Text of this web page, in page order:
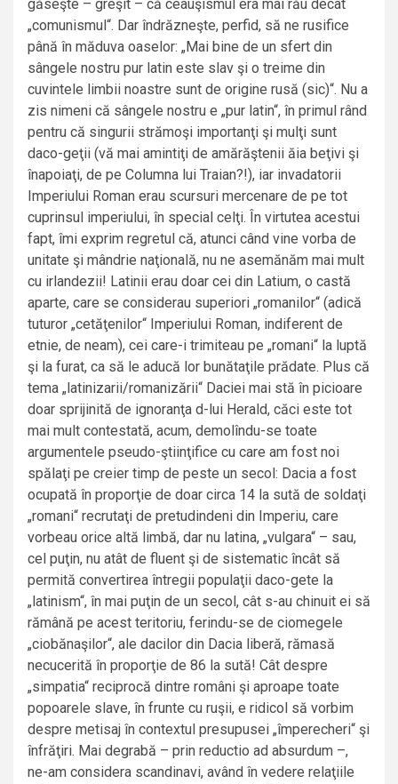
găseşte – greşit – că ceauşismul era mai rău decât
„comunismul“. Dar îndrăzneşte, perfid, să ne rusifice
până în măduva oaselor: „Mai bine de un sfert din
sângele nostru pur latin este slav şi o treime din
cuvintele limbii noastre sunt de origine rusă (sic)“. Nu a
zis nimeni că sângele nostru e „pur latin“, în primul rând
pentru că singurii strămoşi importanţi şi mulţi sunt
daco-geţii (vă mai amintiţi de amărăştenii ăia beţivi şi
înapoiaţi, de pe Columna lui Traian?!), iar invadatorii
Imperiului Roman erau scursuri mercenare de pe tot
cuprinsul imperiului, în special celţi. În virtutea acestui
fapt, îmi exprim regretul că, atunci când vine vorba de
unitate şi mândrie naţională, nu ne asemănăm mai mult
cu irlandezii! Latinii erau doar cei din Latium, o castă
aparte, care se considerau superiori „romanilor“ (adică
tuturor „cetăţenilor“ Imperiului Roman, indiferent de
etnie, de neam), cei care-i trimiteau pe „romani“ la luptă
şi la furat, ca să le aducă lor bunătaţile prădate. Plus că
tema „latinizarii/romanizării“ Daciei mai stă în picioare
doar sprijinită de ignoranţa d-lui Herald, căci este tot
mai mult contestată, acum, demolîndu-se toate
argumentele pseudo-ştiinţifice cu care am fost noi
spălaţi pe creier timp de peste un secol: Dacia a fost
ocupată în proporţie de doar circa 14 la sută de soldaţi
„romani“ recrutaţi de pretudindeni din Imperiu, care
vorbeau orice altă limbă, dar nu latina, „vulgara“ – sau,
cel puţin, nu atât de fluent şi de sistematic încât să
permită convertirea întregii populaţii daco-gete la
„latinism“, în mai puţin de un secol, cât s-au chinuit ei să
rămână pe acest teritoriu, ferindu-se de ciomegele
„ciobănaşilor“, ale dacilor din Dacia liberă, rămasă
necucerită în proporţie de 86 la sută! Cât despre
„simpatia“ reciprocă dintre români şi aproape toate
popoarele slave, în frunte cu ruşii, e ridicol să vorbim
despre metisaj în contextul presupusei „împerecheri“ şi
înfrăţiri. Mai degrabă – prin reductio ad absurdum –,
ne-am considera scandinavi, având în vedere relaţiile